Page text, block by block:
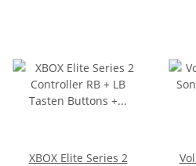
XBOX Elite Series 2